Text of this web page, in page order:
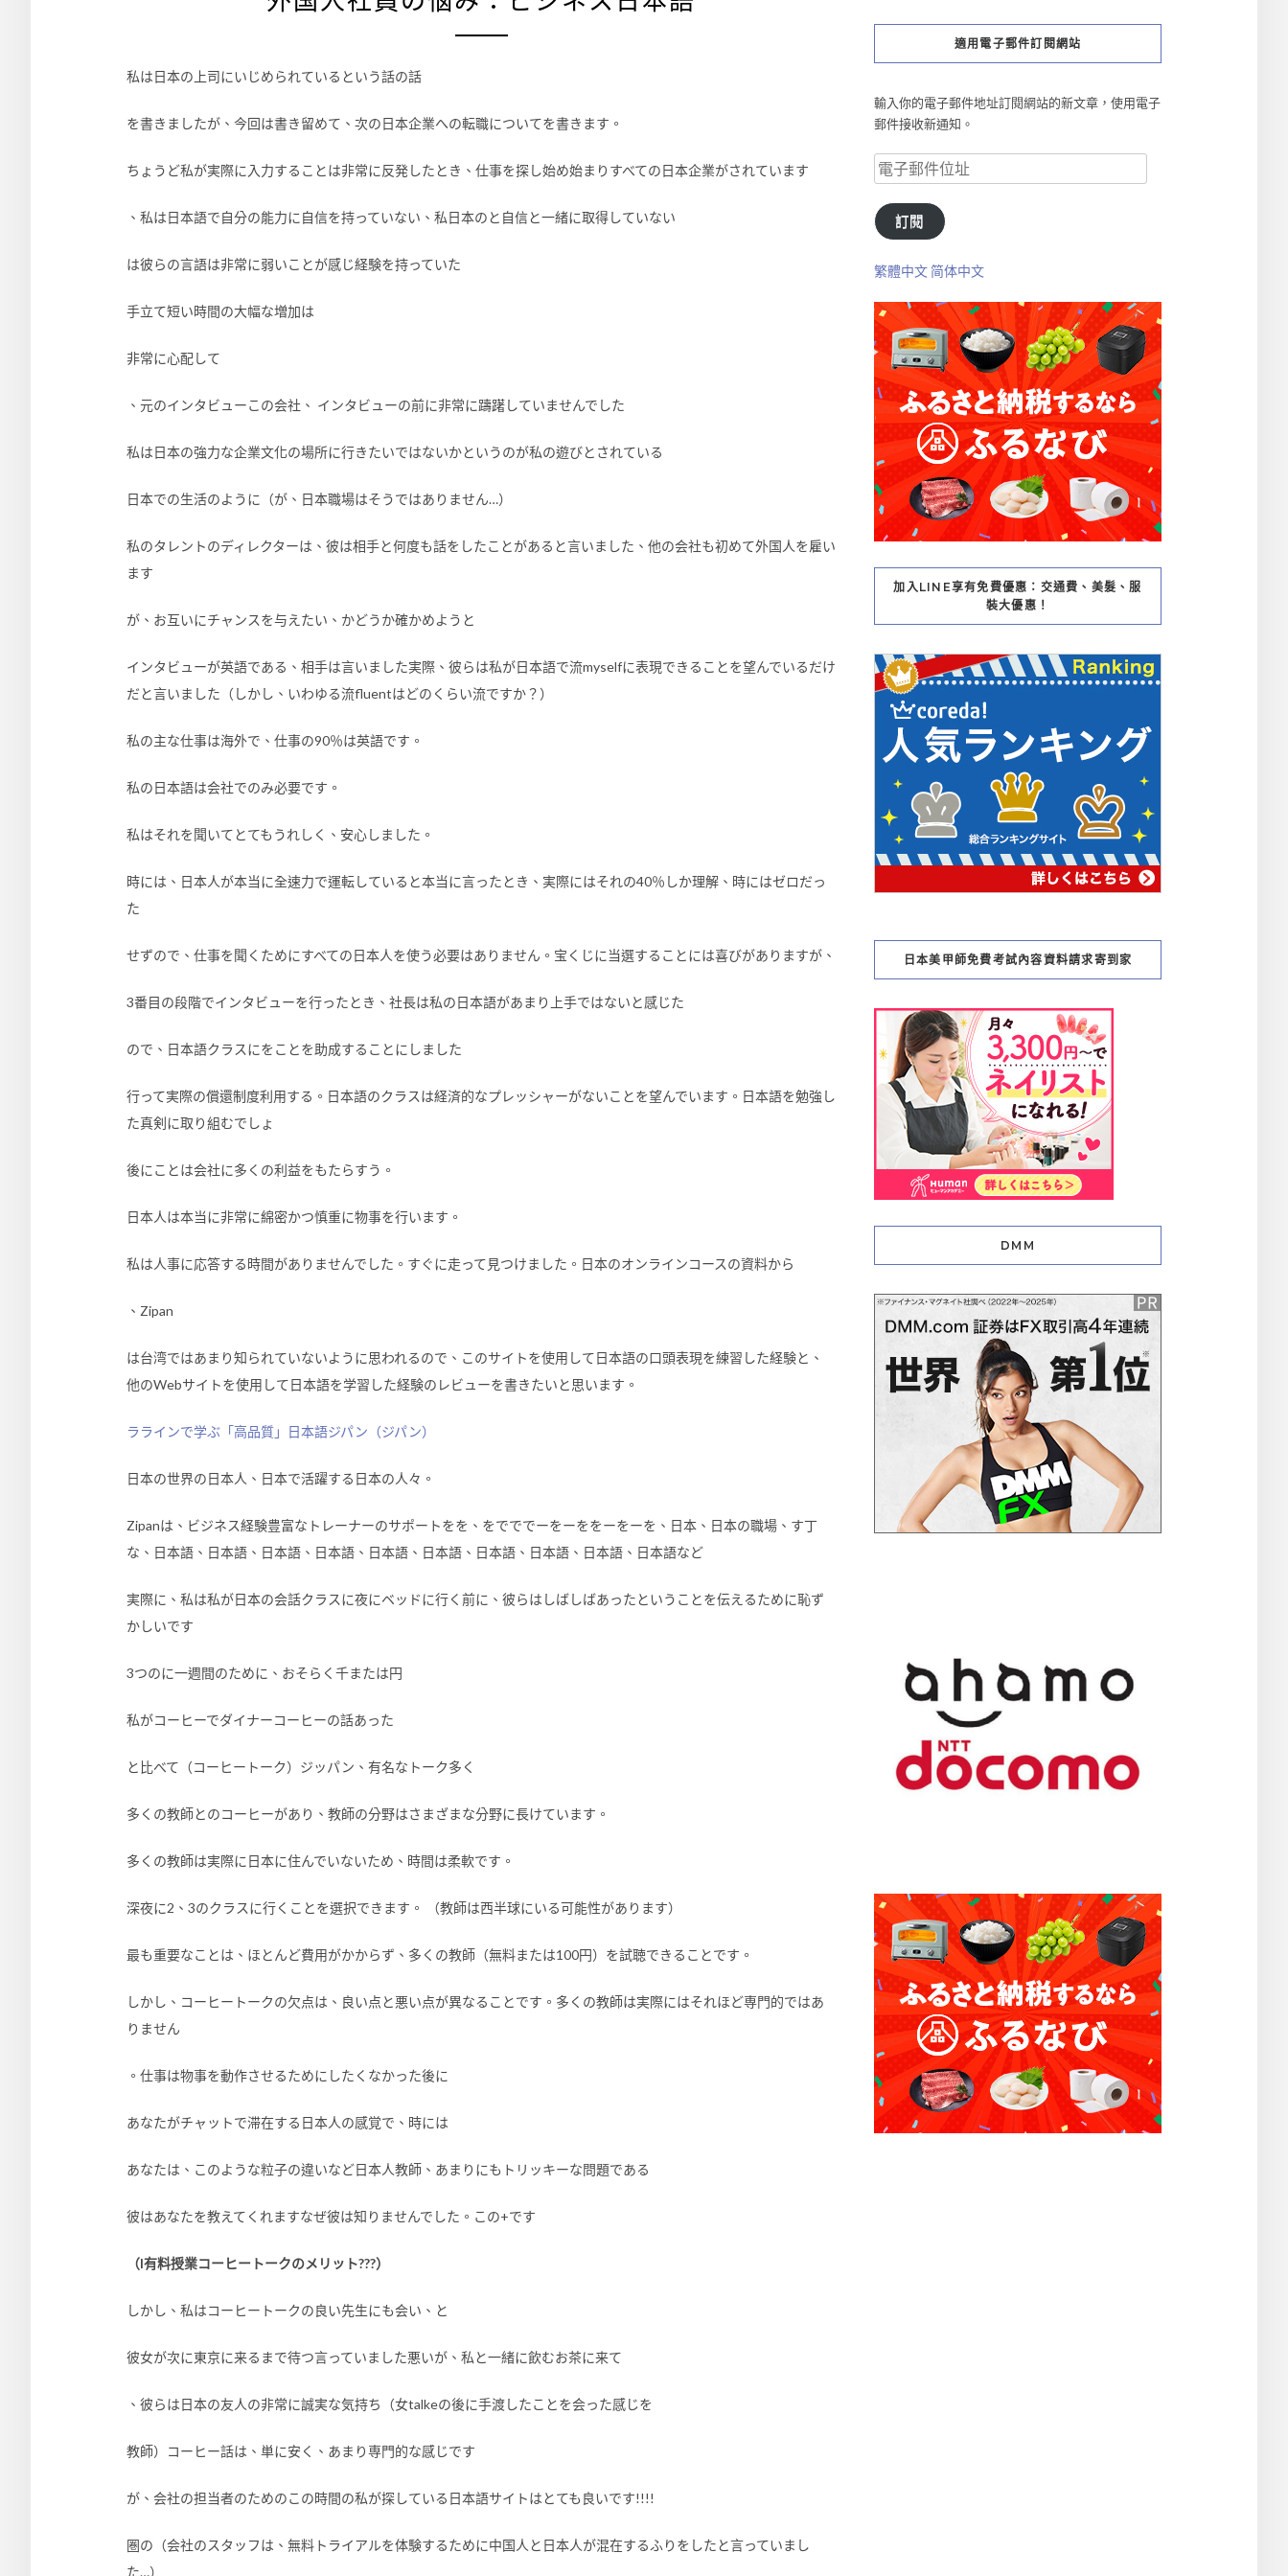
私は日本の上司にいじめられているという話の話
を書きましたが、今回は書き留めて、次の日本企業への転職についてを書きます。
ちょうど私が実際に入力することは非常に反発したとき、仕事を探し始め始まりすべての日本企業がされています
、私は日本語で自分の能力に自信を持っていない、私日本のと自信と一緒に取得していない
は彼らの言語は非常に弱いことが感じ経験を持っていた
手立て短い時間の大幅な増加は
非常に心配して
、元のインタビューこの会社、 インタビューの前に非常に躊躇していませんでした
私は日本の強力な企業文化の場所に行きたいではないかというのが私の遊びとされている
日本での生活のように（が、日本職場はそうではありません…）
私のタレントのディレクターは、彼は相手と何度も話をしたことがあると言いました、他の会社も初めて外国人を雇い
ます
が、お互いにチャンスを与えたい、かどうか確かめようと
インタビューが英語である、相手は言いました実際、彼らは私が日本語で流myselfに表現できることを望んでいるだけ
だと言いました（しかし、いわゆる流fluentはどのくらい流ですか？）
私の主な仕事は海外で、仕事の90％は英語です。
私の日本語は会社でのみ必要です。
私はそれを聞いてとてもうれしく、安心しました。
時には、日本人が本当に全速力で運転していると本当に言ったとき、実際にはそれの40％しか理解、時にはゼロだっ
た
せずので、仕事を聞くためにすべての日本人を使う必要はありません。宝くじに当選することには喜びがありますが、
3番目の段階でインタビューを行ったとき、社長は私の日本語があまり上手ではないと感じた
ので、日本語クラスにをことを助成することにしました
行って実際の償還制度利用する。日本語のクラスは経済的なプレッシャーがないことを望んでいます。日本語を勉強し
た真剣に取り組むでしょ
後にことは会社に多くの利益をもたらすう。
日本人は本当に非常に綿密かつ慎重に物事を行います。
私は人事に応答する時間がありませんでした。すぐに走って見つけました。日本のオンラインコースの資料から
、Zipan
は台湾ではあまり知られていないように思われるので、このサイトを使用して日本語の口頭表現を練習した経験と、
他のWebサイトを使用して日本語を学習した経験のレビューを書きたいと思います。
ララインで学ぶ「高品質」日本語ジパン（ジパン）
日本の世界の日本人、日本で活躍する日本の人々。
Zipanは、ビジネス経験豊富なトレーナーのサポートをを、をでででーをーををーをーを、日本、日本の職場、す丁
な、日本語、日本語、日本語、日本語、日本語、日本語、日本語、日本語、日本語、日本語など
実際に、私は私が日本の会話クラスに夜にベッドに行く前に、彼らはしばしばあったということを伝えるために恥ず
かしいです
3つのに一週間のために、おそらく千または円
私がコーヒーでダイナーコーヒーの話あった
と比べて（コーヒートーク）ジッパン、有名なトーク多く
多くの教師とのコーヒーがあり、教師の分野はさまざまな分野に長けています。
多くの教師は実際に日本に住んでいないため、時間は柔軟です。
深夜に2、3のクラスに行くことを選択できます。 （教師は西半球にいる可能性があります）
最も重要なことは、ほとんど費用がかからず、多くの教師（無料または100円）を試聴できることです。
しかし、コーヒートークの欠点は、良い点と悪い点が異なることです。多くの教師は実際にはそれほど専門的ではあ
りません
。仕事は物事を動作させるためにしたくなかった後に
あなたがチャットで滞在する日本人の感覚で、時には
あなたは、このような粒子の違いなど日本人教師、あまりにもトリッキーな問題である
彼はあなたを教えてくれますなぜ彼は知りませんでした。この+です
（I有料授業コーヒートークのメリット???）
しかし、私はコーヒートークの良い先生にも会い、と
彼女が次に東京に来るまで待つ言っていました悪いが、私と一緒に飲むお茶に来て
、彼らは日本の友人の非常に誠実な気持ち（女talkeの後に手渡したことを会った感じを
教師）コーヒー話は、単に安く、あまり専門的な感じです
が、会社の担当者のためのこの時間の私が探している日本語サイトはとても良いです!!!!
圏の（会社のスタッフは、無料トライアルを体験するために中国人と日本人が混在するふりをしたと言っていまし
た…）
適用電子郵件訂閱網站
輸入你的電子郵件地址訂閱網站的新文章，使用電子
郵件接收新通知。
訂閱
繁體中文 简体中文
加入LINE享有免費優惠：交通費、美髮、服
裝大優惠！
日本美甲師免費考試內容資料請求寄到家
DMM